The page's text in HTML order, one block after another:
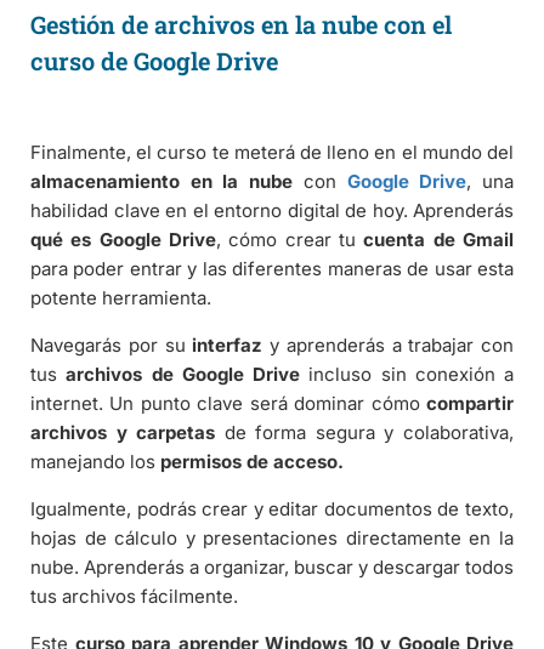
Gestión de archivos en la nube con el
curso de Google Drive
Finalmente, el curso te meterá de lleno en el mundo del
almacenamiento en la nube con Google Drive, una
habilidad clave en el entorno digital de hoy. Aprenderás
qué es Google Drive, cómo crear tu cuenta de Gmail
para poder entrar y las diferentes maneras de usar esta
potente herramienta.
Navegarás por suinterfaz y aprenderás a trabajar con
tusarchivos de Google Drive incluso sin conexión a
internet. Un punto clave será dominar cómo compartir
archivos y carpetas de forma segura y colaborativa,
manejando los permisos de acceso.
Igualmente, podrás crear y editar documentos de texto,
hojas de cálculo y presentaciones directamente en la
nube. Aprenderás a organizar, buscar y descargar todos
tus archivos fácilmente.
Este curso para aprender Windows 10 y Google Drive